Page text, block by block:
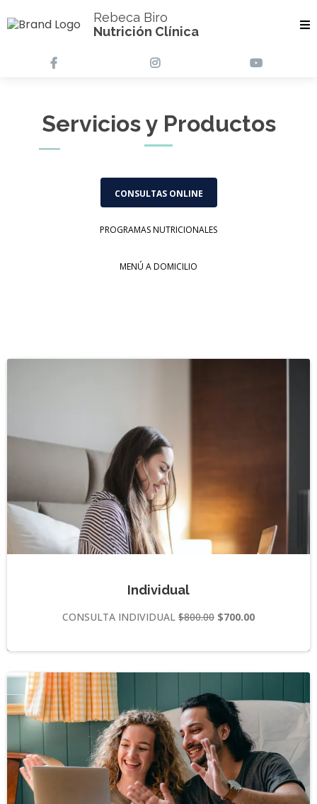
Rebeca Biro
Nutrición Clínica
Servicios y Productos
CONSULTAS ONLINE
PROGRAMAS NUTRICIONALES
MENÚ A DOMICILIO
Individual
CONSULTA INDIVIDUAL $800.00 $700.00